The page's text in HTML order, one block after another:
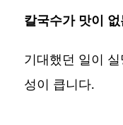
칼국수가 맛이
기대했던 일이
성이 큽니다.